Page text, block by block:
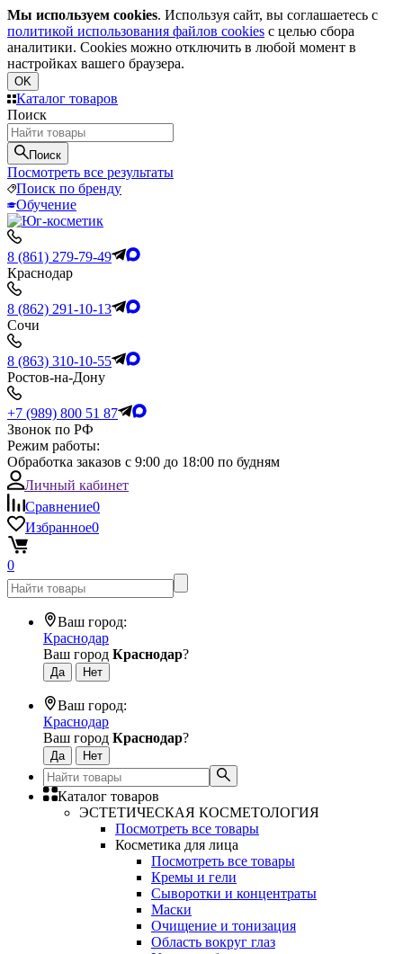
Мы используем cookies. Используя сайт, вы соглашаетесь с
политикой использования файлов cookies с целью сбора
аналитики. Cookies можно отключить в любой момент в
настройках вашего браузера.
OK
Каталог товаров
Поиск
Поиск
Посмотреть все результаты
Поиск по бренду
Обучение
8 (861) 279-79-49
Краснодар
8 (862) 291-10-13
Сочи
8 (863) 310-10-55
Ростов-на-Дону
+7 (989) 800 51 87
Звонок по РФ
Режим работы:
Обработка заказов с 9:00 до 18:00 по будням
Личный кабинет
Сравнение0
Избранное0
0
Ваш город:
Краснодар
Ваш город Краснодар?
Ваш город:
Краснодар
Ваш город Краснодар?
Каталог товаров
ЭСТЕТИЧЕСКАЯ КОСМЕТОЛОГИЯ
Посмотреть все товары
Косметика для лица
Посмотреть все товары
Кремы и гели
Сыворотки и концентраты
Маски
Очищение и тонизация
Область вокруг глаз